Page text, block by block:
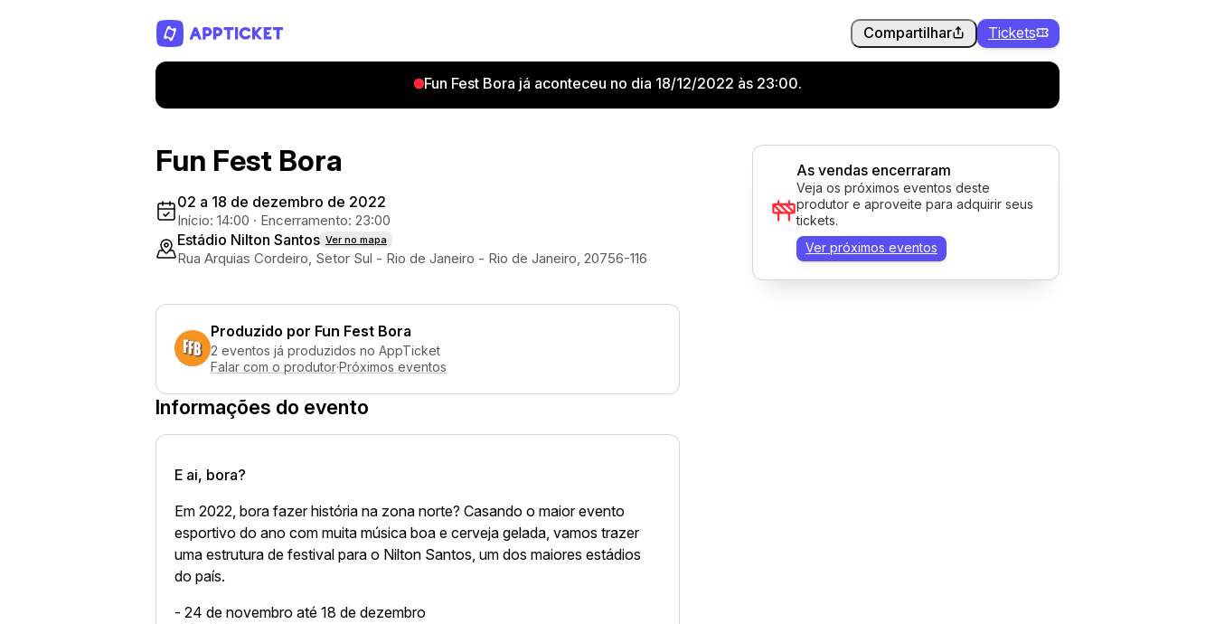
Compartilhar Tickets
Fun Fest Bora já aconteceu no dia 18/12/2022 às 23:00.
Fun Fest Bora
02 a 18 de dezembro de 2022
Início: 14:00 · Encerramento: 23:00
Estádio Nilton Santos Ver no mapa
Rua Arquias Cordeiro, Setor Sul - Rio de Janeiro - Rio de Janeiro, 20756-116
Produzido por Fun Fest Bora
2 eventos já produzidos no AppTicket
Falar com o produtor·Próximos eventos
Informações do evento
E ai, bora?
Em 2022, bora fazer história na zona norte? Casando o maior evento
esportivo do ano com muita música boa e cerveja gelada, vamos trazer
uma estrutura de festival para o Nilton Santos, um dos maiores estádios
do país.
- 24 de novembro até 18 de dezembro
As vendas encerraram
Veja os próximos eventos deste
produtor e aproveite para adquirir seus
tickets.
Ver próximos eventos